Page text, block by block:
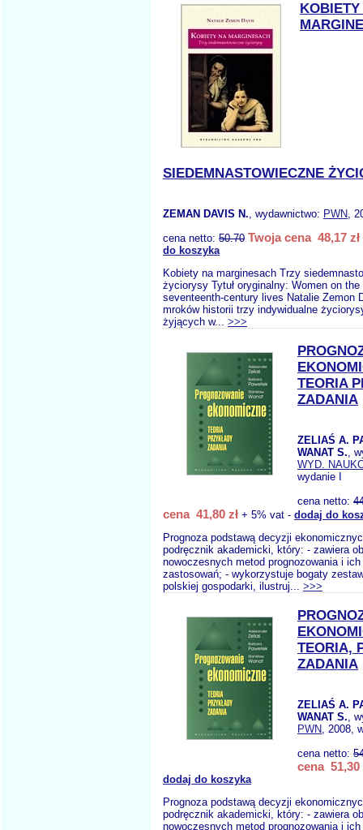
SIEDEMNASTOWIECZNE
ZEMAN DAVIS N., wydawnictwo: PWN,
cena netto: 50.70 Twoja cena 48,17 zł
do koszyka
Kobiety na marginesach Trzy
życiorysy Tytuł oryginalny: Women on
seventeenth-century lives Natalie Zemon
mroków historii trzy indywidualne
żyjących w... >>>
TEORIA
ZADANIA
ZELIAŚ A.
WANAT S.,
WYD.
wydanie I
cena netto:
cena 41,80 zł + 5% vat - dodaj do
Prognoza podstawą decyzji
podręcznik akademicki, który: - zawiera
nowoczesnych metod prognozowania i
zastosowań; - wykorzystuje bogaty
polskiej gospodarki, ilustruj... >>>
TEORIA,
ZADANIA
ZELIAŚ A.
WANAT S.,
PWN, 2008,
cena netto:
cena 51,30
dodaj do koszyka
Prognoza podstawą decyzji
podręcznik akademicki, który: - zawiera
nowoczesnych metod prognozowania i